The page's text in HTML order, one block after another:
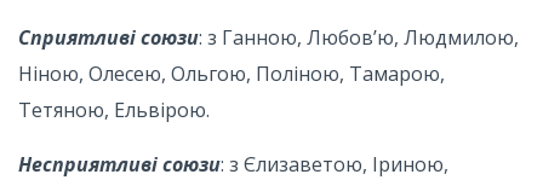
Сприятливі союзи: з Ганною, Любов’ю, Людмилою,
Ніною, Олесею, Ольгою, Поліною, Тамарою,
Тетяною, Ельвірою.
Несприятливі союзи: з Єлизаветою, Іриною,